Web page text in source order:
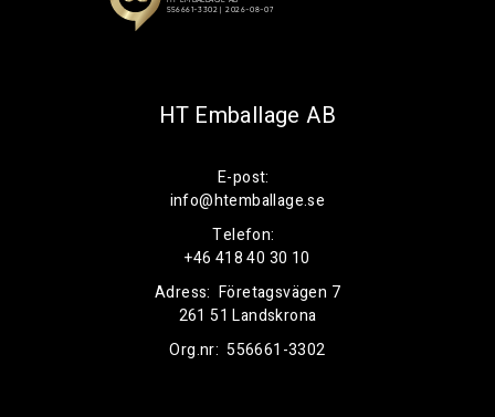
HT Emballage AB
E-post:
info@htemballage.se
Telefon:
+46 418 40 30 10
Adress: Företagsvägen 7
261 51 Landskrona
Org.nr: 556661-3302